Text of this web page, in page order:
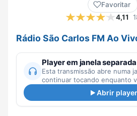
Favoritar
4,11
Rádio São Carlos FM Ao
Player em janela separada
Esta transmissão abre numa
continuar tocando enquanto
Abrir player